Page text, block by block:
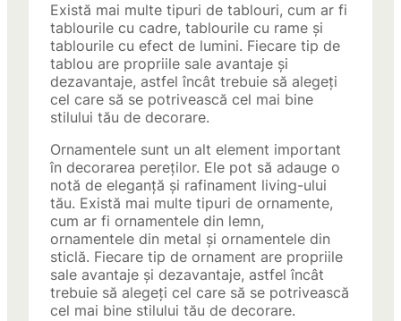
Există mai multe tipuri de tablouri, cum ar fi
tablourile cu cadre, tablourile cu rame și
tablourile cu efect de lumini. Fiecare tip de
tablou are propriile sale avantaje și
dezavantaje, astfel încât trebuie să alegeți
cel care să se potrivească cel mai bine
stilului tău de decorare.
Ornamentele sunt un alt element important
în decorarea pereților. Ele pot să adauge o
notă de eleganță și rafinament living-ului
tău. Există mai multe tipuri de ornamente,
cum ar fi ornamentele din lemn,
ornamentele din metal și ornamentele din
sticlă. Fiecare tip de ornament are propriile
sale avantaje și dezavantaje, astfel încât
trebuie să alegeți cel care să se potrivească
cel mai bine stilului tău de decorare.